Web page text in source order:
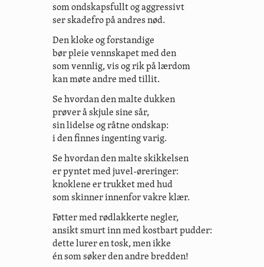
som ondskapsfullt og aggressivt
ser skadefro på andres nød.
Den kloke og forstandige
bør pleie vennskapet med den
som vennlig, vis og rik på lærdom
kan møte andre med tillit.
Se hvordan den malte dukken
prøver å skjule sine sår,
sin lidelse og råtne ondskap:
i den finnes ingenting varig.
Se hvordan den malte skikkelsen
er pyntet med juvel-øreringer:
knoklene er trukket med hud
som skinner innenfor vakre klær.
Føtter med rødlakkerte negler,
ansikt smurt inn med kostbart pudder:
dette lurer en tosk, men ikke
én som søker den andre bredden!